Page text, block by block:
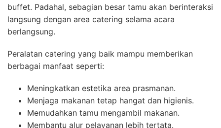
buffet. Padahal, sebagian besar tamu akan berinteraksi
langsung dengan area catering selama acara
berlangsung.
Peralatan catering yang baik mampu memberikan
berbagai manfaat seperti:
Meningkatkan estetika area prasmanan.
Menjaga makanan tetap hangat dan higienis.
Memudahkan tamu mengambil makanan.
Membantu alur pelayanan lebih tertata.